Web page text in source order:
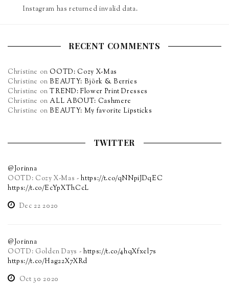
Instagram has returned invalid data.
RECENT COMMENTS
Christine on OOTD: Cozy X-Mas
Christine on BEAUTY: Björk & Berries
Christine onTREND: Flower Print Dresses
Christine on ALL ABOUT: Cashmere
Christine on BEAUTY: My favorite Lipsticks
TWITTER
@Jorinna
OOTD: Cozy X-Mas -https://t.co/qNNpiJDqEC
https://t.co/EcYpXThCcL
Dec 22 2020
@Jorinna
OOTD: Golden Days - https://t.co/4hqXfxel7s
https://t.co/Hag22X7XRd
Oct 30 2020